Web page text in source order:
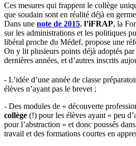
Ces mesures qui frappent le collège
que soudain sont en réalité déjà en
Dans une note de 2015, l’iFRAP, la
sur les administrations et les politiques
libéral proche du Médef, propose une
On y lit plusieurs points déjà adoptés
dernières années, et d’autres inscrits
- L’idée d’une année de classe
élèves n’ayant pas le brevet ;
- Des modules de « découverte
collège (!) pour les élèves ayant « peu
pour l’abstraction » et donc poussés
travail et des formations courtes en